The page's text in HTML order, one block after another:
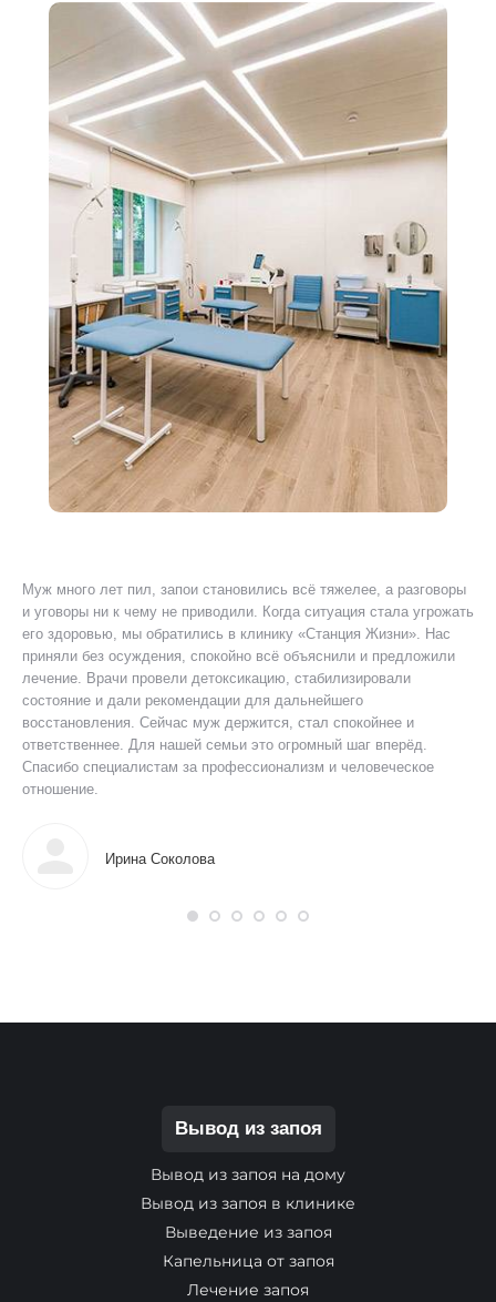
Муж много лет пил, запои становились всё тяжелее, а разговоры
и уговоры ни к чему не приводили. Когда ситуация стала угрожать
его здоровью, мы обратились в клинику «Станция Жизни». Нас
приняли без осуждения, спокойно всё объяснили и предложили
лечение. Врачи провели детоксикацию, стабилизировали
состояние и дали рекомендации для дальнейшего
восстановления. Сейчас муж держится, стал спокойнее и
ответственнее. Для нашей семьи это огромный шаг вперёд.
Спасибо специалистам за профессионализм и человеческое
отношение.
Ирина Соколова
Вывод из запоя
Вывод из запоя на дому
Вывод из запоя в клинике
Выведение из запоя
Капельница от запоя
Лечение запоя